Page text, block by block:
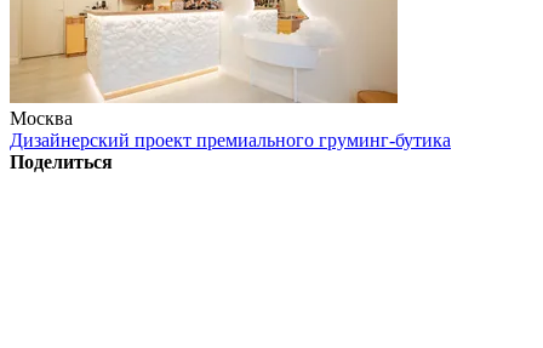
Москва
Дизайнерский проект премиального груминг-бутика
Поделиться